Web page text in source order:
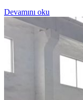
Devamını oku